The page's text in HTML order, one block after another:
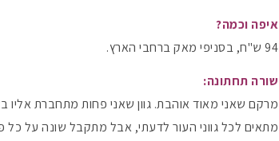
איפה וכמה?
94 ש"ח, בסניפי מאק ברחבי הארץ.
שורה תחתונה:
מרקם שאני מאוד אוהבת. גוון שאני פחות מתחברת
מתאים לכל גווני העור לדעתי, אבל מתקבל שונה על כל